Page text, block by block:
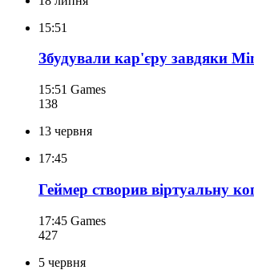
15:51
Збудували кар'єру завдяки
15:51 Games
138
13 червня
17:45
Геймер створив віртуальну
17:45 Games
427
5 червня